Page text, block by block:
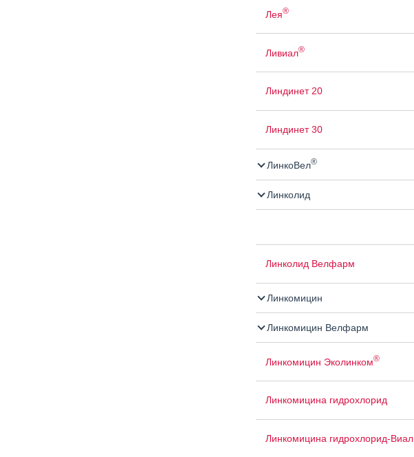
Лея®
Ливиал®
Линдинет 20
Линдинет 30
ЛинкоВел®
Линколид
Линколид Велфарм
Линкомицин
Линкомицин Велфарм
Линкомицин Эколинком®
Линкомицина гидрохлорид
Линкомицина гидрохлорид-Виал